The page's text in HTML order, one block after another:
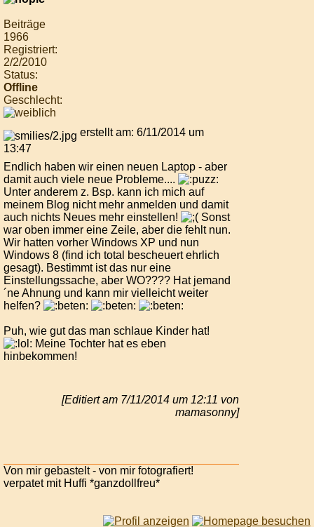
Beiträge
1966
Registriert:
2/2/2010
Status:
Offline
Geschlecht:
erstellt am: 6/11/2014 um
13:47
Endlich haben wir einen neuen Laptop - aber
damit auch viele neue Probleme....
Unter anderem z. Bsp. kann ich mich auf
meinem Blog nicht mehr anmelden und damit
auch nichts Neues mehr einstellen!
Sonst
war oben immer eine Zeile, aber die fehlt nun.
Wir hatten vorher Windows XP und nun
Windows 8 (find ich total bescheuert ehrlich
gesagt). Bestimmt ist das nur eine
Einstellungssache, aber WO???? Hat jemand
´ne Ahnung und kann mir vielleicht weiter
helfen?
Puh, wie gut das man schlaue Kinder hat!
Meine Tochter hat es eben
hinbekommen!
[Editiert am 7/11/2014 um 12:11 von
mamasonny]
Von mir gebastelt - von mir fotografiert!
verpatet mit Huffi *ganzdollfreu*